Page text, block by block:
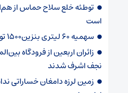
توطئه خلع سلاح حماس از
است
سهمیه ۶۰ لیتری بنزین۱۵۰۰ تومانی ادامه دارد
زائران اربعین از فرودگاه
نجف اشرف شدند
زمین لرزه دامغان خساراتی